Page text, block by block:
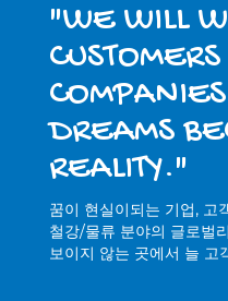
"WE WILL
DREAMS
REALITY."
꿈이 현실이되는 기업, 고
철강/물류 분야의 글로벌
보이지 않는 곳에서 늘 고